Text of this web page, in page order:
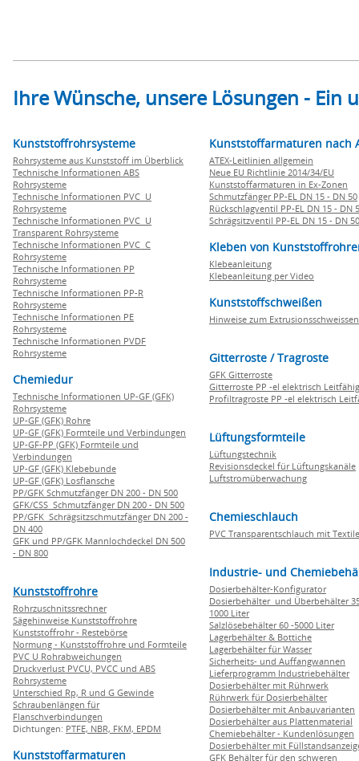
Ihre Wünsche, unsere Lösungen -
Kunststoffrohrsysteme
Rohrsysteme aus Kunststoff im Überblick
Technische Informationen ABS
Rohrsysteme
Technische Informationen PVC U
Rohrsysteme
Technische Informationen PVC U
Transparent Rohrsysteme
Technische Informationen PVC C
Rohrsysteme
Technische Informationen PP
Rohrsysteme
Technische Informationen PP-R
Rohrsysteme
Technische Informationen PE
Rohrsysteme
Technische Informationen PVDF
Rohrsysteme
Chemiedur
Technische Informationen UP-GF (GFK)
Rohrsysteme
UP-GF (GFK) Rohre
UP-GF (GFK) Formteile und Verbindungen
UP-GF-PP (GFK) Formteile und
Verbindungen
UP-GF (GFK) Klebebunde
UP-GF (GFK) Losflansche
PP/GFK Schmutzfänger DN 200 - DN 500
GFK/CSS Schmutzfänger DN 200 - DN 500
PP/GFK Schrägsitzschmutzfänger DN 200 -
DN 400
GFK und PP/GFK Mannlochdeckel DN 500
- DN 800
Kunststoffrohre
Rohrzuschnitssrechner
Sägehinweise Kunststoffrohre
Kunststoffrohr - Restebörse
Normung - Kunststoffrohre und Formteile
PVC U Rohrabweichungen
Druckverlust PVCU, PVCC und ABS
Rohrsysteme
Unterschied Rp, R und G Gewinde
Schraubenlängen für
Flanschverbindungen
Dichtungen: PTFE, NBR, FKM, EPDM
Kunststoffarmaturen
Kunststoffarmaturen nach
ATEX-Leitlinien allgemein
Neue EU Richtlinie 2014/34/EU
Kunststoffarmaturen in Ex-Zonen
Schmutzfänger PP-EL DN 15 - DN 50
Rückschlagventil PP-EL DN 15 - DN
Schrägsitzventil PP-EL DN 15 - DN 50
Kleben von
Klebeanleitung
Klebeanleitung per Video
Kunststoffschweißen
Hinweise zum Extrusionsschweissen
Gitterroste / Tragroste
GFK Gitterroste
Gitterroste PP -el elektrisch Leitfähig
Profiltragroste PP -el elektrisch
Lüftungsformteile
Lüftungstechnik
Revisionsdeckel für Lüftungskanäle
Luftstromüberwachung
Chemieschlauch
PVC Transparentschlauch mit
Industrie- und
Dosierbehälter-Konfigurator
Dosierbehälter und Überbehälter
1000 Liter
Salzlösebehälter 60 -5000 Liter
Lagerbehälter & Bottiche
Lagerbehälter für Wasser
Sicherheits- und Auffangwannen
Lieferprogramm Industriebehälter
Dosierbehälter mit Rührwerk
Rührwerk für Dosierbehälter
Dosierbehälter mit Anbauvarianten
Dosierbehälter aus Plattenmaterial
Chemiebehälter - Kundenlösungen
Dosierbehälter mit
GFK Behälter für den schweren